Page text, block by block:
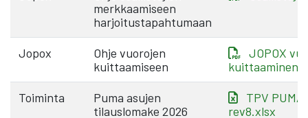
merkkaamiseen
harjoitustapahtumaan
Jopox
Ohje vuorojen
kuittaamiseen
JOPOX
Toiminta
Puma asujen
tilauslomake 2026
TPV
rev8.xlsx